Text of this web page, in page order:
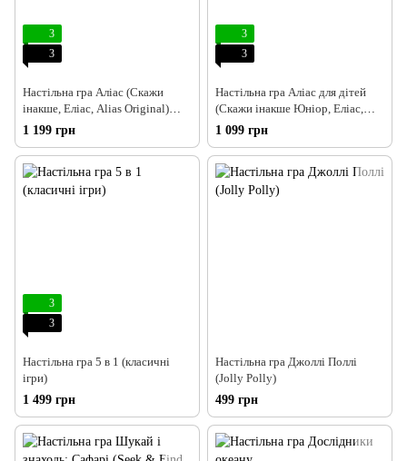
3
3
Настільна гра Аліас (Скажи
інакше, Еліас, Alias Original)
(укр)
1 199 грн
3
3
Настільна гра Аліас для дітей
(Скажи інакше Юніор, Еліас,
Junior Alias) (укр)
1 099 грн
3
3
Настільна гра 5 в 1 (класичні
ігри)
1 499 грн
Настільна гра Джоллі Поллі
(Jolly Polly)
499 грн